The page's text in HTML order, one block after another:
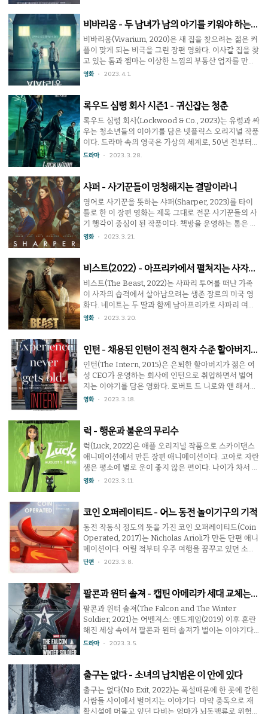
자를 만나 선상 파티에 초대받는다. 하지만 그 파티는 살
인극으로 끝나고 닉과 오드리는 용의자로 체포될 위기에
빠진다. 이리워치 평점 ★★★★★ 5/10 영화에 추리 분
량 조금 더 넣어줬으면 리뷰 이 작품은 머리 복잡하게 생
각하지 않고 볼만한 가벼운 추리극이라고 생각하면 되겠
다. 애덤 샌들러와 제니퍼 애니스톤은 부자들 사이에서
비바리움 - 두 남녀가 남의 아기를 키워야 하는
이유
비바리움(Vivarium, 2020)은 새 집을 찾으려는 젊은 커
플이 맞게 되는 비극을 그린 장편 영화다. 이사갈 집을 찾
고 있는 톰과 젬마는 이상한 느낌의 부동산 업자를 만나
교외에 있는 욘더라는 주택단지를 방문한다. 집을 구경
같은 곳을 계속 빙글빙글 돌아 탈출을 포기한다. 그 다음
날 집 앞의 종이 상자에 음식이 들어있었고 며칠 후에는
아기가 들어있었다. 아기를 다 키우면 놔주겠다는 문장
과 함께. 이리워치 평점 ★★★★★ 5/10 자식 키워봤자
소용없다. 배우자가 최고. 톰과 젬마는 아이를 정성껏 키
우려고 하지만 사람답지 않은 반응을 보이고 급속도로
영화 2023. 4. 1.
록우드 심령 회사 시즌1 - 귀신잡는 청춘
록우드 심령 회사(Lockwood & Co., 2023)는 유령과 싸
우는 청소년들의 이야기를 담은 넷플릭스 오리지널 작품
이다. 드라마 속의 영국은 가상의 세계로, 50년 전부터
유령이 나타나기 시작했으며 이들에게 사람이 접촉하면
데에서도 아직 성인이 되지 않은 아이들만으로 만든 록
우드 심령 회사의 세 직원이 이 드라마의 주인공. 이리워
치 평점 ★★★★★ 5/10 청춘의 고민을 해결하는 와중
에 귀신도 때려잡는다 설정을 보면 알겠지만 대놓고 청
춘 드라마다. 잘 생기고 재능있지만 인격적인 결함에 비
밀까지 있는 남주인공과 고난을 많이 겪었지만 또 다른
드라마 2023. 3. 28.
샤퍼 - 사기꾼들이 멍청해지는 결말이라니
영어로 사기꾼을 뜻하는 샤퍼(Sharper, 2023)를 타이
틀로 한 이 장편 영화는 제목 그대로 전문 사기꾼들의 사
기 행각이 중심이 된 작품이다. 책방을 운영하는 톰은 어
느날 샌드라를 만나 사랑에 빠진다. 그녀는 빚을 진 동생
라는 종적을 감춘다. 여기까지가 맨 처음 톰의 장이다. 이
렇게 영화는 순서대로 다른 사람의 시선을 통해 이야기
를 보여준다. 톰-샌드라-맥스-매들린-샌디 순서로, 마지
막에 이들이 모두 만나 한꺼번에 마무리되는 식으로 이
야기가 진행된다. 줄리안 무어나 존 리스고, 세바스찬 스
텐 등 좋은 배우들이 나오고 매들린의 장까지는 나름 긴
영화 2023. 3. 21.
비스트(2022) - 아프리카에서 펼쳐지는 사자의
복수극
비스트(The Beast, 2022)는 사파리 투어를 떠난 가족
이 사자의 습격에서 살아남으려는 생존 장르의 미국 영
화다. 네이트는 두 딸과 함께 남아프리카로 사파리 여행
을 떠난다. 그가 아내와 헤어지고 난 뒤 암으로 죽었기 때
그러나 딸들은 이제 한참 사춘기에 진입한 상태. 아빠와
는 계속 삐걱거린다. 그래도 사파리 투어는 즐겁게 이어
졌지만 도중에 만난 마을에 큰 이변이 있었다. 바로 식인
사자의 습격이 있어 대부분의 사람이 희생되었던 것. 가
이드 역할을 하던 네이트의 친구는 사자와 대치 중 큰 부
상을 입고 자동차는 고장난다. 무차별적으로 사람을 습
영화 2023. 3. 20.
인턴 - 채용된 인턴이 전직 현자 수준 할아버지라
면?
인턴(The Intern, 2015)은 은퇴한 할아버지가 젊은 여
성 CEO가 운영하는 회사에 인턴으로 취업하면서 벌어
지는 이야기를 담은 영화다. 로버트 드 니로와 앤 해서웨
이가 주연을 맡고 르네 르소가 조연을 맡는 등 화려한 출
사하게 된다. 창업주인 30살의 CEO 줄스와 같이 일하게
되는데, 처음에는 경원시 했던 그녀도 벤의 경륜과 배려
에 점점 마음을 열게 된다. 하지만 그녀는 남편의 불륜을
알게 되고 가정을 복구하기 위해 사업에서 한발 빼려고
하고 있다. 영화 속 벤은 완벽한 인물이다. 비록 시대에
다소 뒤떨어져 있지만 사람을 대할 때 늘 겸손하고 자신
영화 2023. 3. 18.
럭 - 행운과 불운의 무리수
럭(Luck, 2022)은 애플 오리지널 작품으로 스카이댄스
애니메이션에서 만든 장편 애니메이션이다. 고아로 자란
샘은 평소에 별로 운이 좋지 않은 편이다. 나이가 차서 위
탁가정에서 독립하면서 할 일이 많지만 자신보다는 동생
에 행운을 부르는 힘이 있다는 걸 알게 된 샘은 헤이즐에
게 전해주고 싶었지만 잃어버린다. 행운을 주는 동전을
다시 얻고자 길고양이를 쫓는데 뭔가 좀 이상하다는 것
을 알게 된다. 마음 착한 주인공이 다른 세계로 넘어가 여
러가지 모험을 한 끝에 친구도 만들고 정신적인 성장도
하며 원래의 목적까지 이룬다는 이야기이고 캐릭터 디자
영화 2023. 3. 11.
코인 오퍼레이티드 - 어느 동전 놀이기구의 기적
동전 작동식 정도의 뜻을 가진 코인 오퍼레이티드(Coin
Operated, 2017)는 Nicholas Arioli가 만든 단편 애니
메이션이다. 어릴 적부터 우주 여행을 꿈꾸고 있던 소년
은 엄마와 함께 길을 가던 중 우주선 모양의 동전을 넣는
한 소년은 그날부터 레모네이드를 팔면서 동전을 모으기
시작한다. 소년은 과연 우주를 향한 꿈을 이룰 수 있을
까? 이 작품은 그저 이룰 수 없는 꿈에 평생 집착한 사람
의 이야기라 할 수 있겠지만 다르게 생각하면 꿈을 포기
하지 않는다는 것이 어떤 힘을 발휘하는가를 보여주고
싶었던 것 같다. 스텝 롤 뒤의 마지막 장면을 보면 그의
단편 2023. 3. 8.
팔콘과 윈터 솔져 - 캡틴 아메리카 세대 교체는
쉽지 않지
팔콘과 윈터 솔져(The Falcon and The Winter
Soldier, 2021)는 어벤져스: 엔드게임(2019) 이후 혼란
해진 세상 속에서 팔콘과 윈터 솔져가 벌이는 이야기다.
캡틴 아메리카가 은퇴할 때 그의 상징같은 방패는 팔콘
살자로 활동하던 당시에 대한 죄책감에 시달리고 있었
다. 한편 테러 집단 플래그 스매셔의 활동으로 세상은 위
험해지고 있었고 미 정부는 자체적으로 새로운 캡틴 아
메리카를 뽑아 이들에게 대응한다. 이 작품에서 다루는
드라마 2023. 3. 5.
출구는 없다 - 소녀의 납치범은 이 안에 있다
출구는 없다(No Exit, 2022)는 폭설때문에 한 곳에 갇힌
사람들 사이에서 벌어지는 이야기다. 마약 중독으로 재
활시설에 머물고 있던 다비는 엄마가 뇌동맥류로 위험하